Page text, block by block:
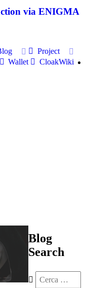
via ENIGMA
Project
Wallet
CloakWiki
Blog
Search